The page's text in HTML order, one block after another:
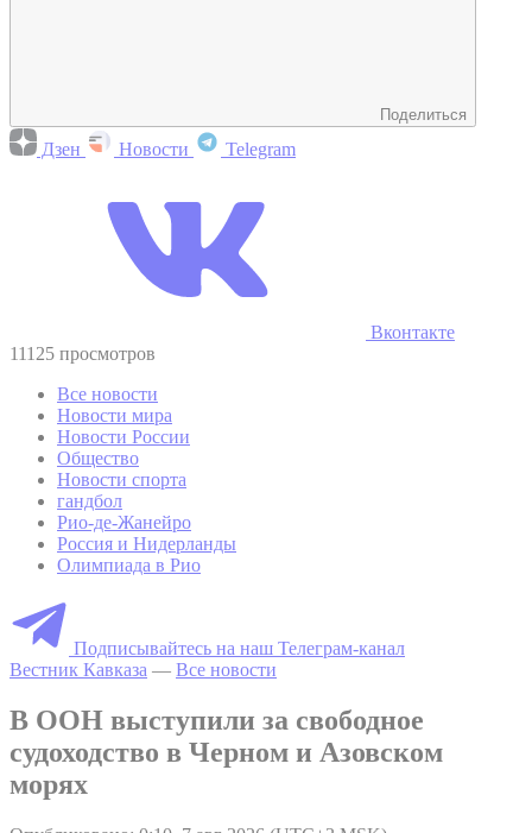
Поделиться
Дзен Новости Telegram
Вконтакте
11125 просмотров
Все новости
Новости мира
Новости России
Общество
Новости спорта
гандбол
Рио-де-Жанейро
Россия и Нидерланды
Олимпиада в Рио
Подписывайтесь на наш Телеграм-канал
Вестник Кавказа — Все новости
В ООН выступили за свободное
судоходство в Черном и Азовском
морях